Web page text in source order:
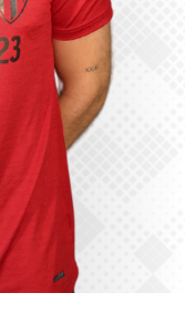
CONTACTEER ONS